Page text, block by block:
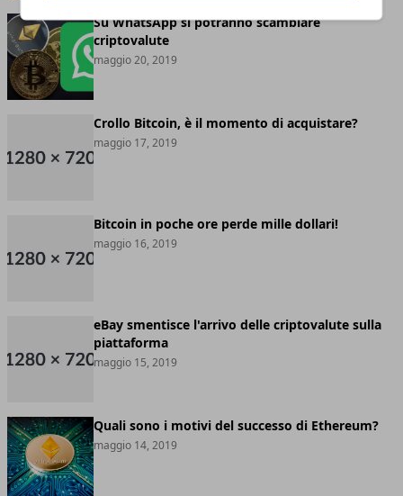
Su WhatsApp si potranno scambiare
criptovalute
maggio 20, 2019
Crollo Bitcoin, è il momento di acquistare?
maggio 17, 2019
Bitcoin in poche ore perde mille dollari!
maggio 16, 2019
eBay smentisce l'arrivo delle criptovalute sulla
piattaforma
maggio 15, 2019
Quali sono i motivi del successo di Ethereum?
maggio 14, 2019